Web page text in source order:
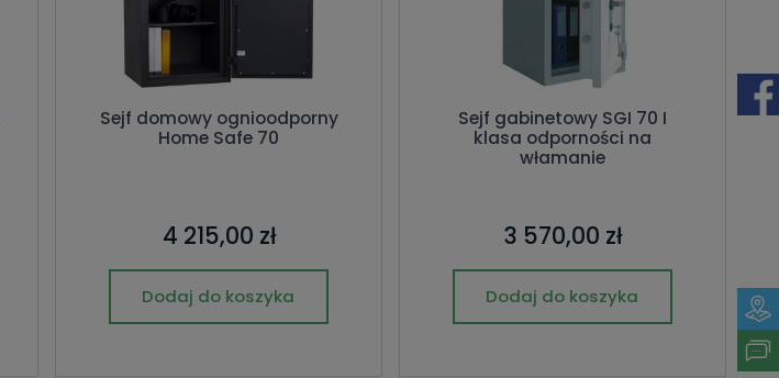
Sejf domowy ognioodporny
Home Safe 70
4 215,00 zł
Dodaj do koszyka
Sejf gabinetowy SGI 70 I
klasa odporności na
włamanie
3 570,00 zł
Dodaj do koszyka